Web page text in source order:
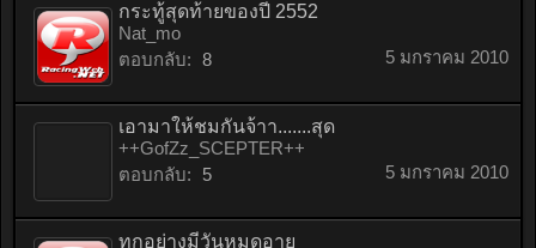
กระทู้สุดท้ายของปี 2552
Nat_mo
ตอบกลับ: 8 5 มกราคม 2010
เอามาให้ชมกันจ้าา.......สุด
++GofZz_SCEPTER++
ตอบกลับ:
5 5 มกราคม 2010
ทุกอย่างมีวันหมดอายุ